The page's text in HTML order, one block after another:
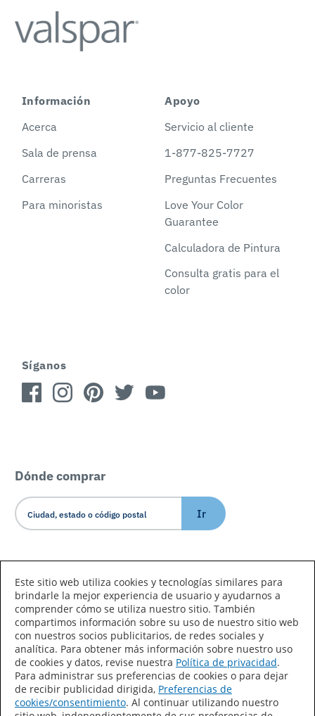
Información
Acerca
Sala de prensa
Carreras
Para minoristas
Apoyo
Servicio al cliente
1-877-825-7727
Preguntas Frecuentes
Love Your Color
Guarantee
Calculadora de Pintura
Consulta gratis para el
color
Síganos
Dónde comprar
Ir
Declaración de accesibilidad
Mapa del sitio
Términos de uso
Privacidad
Este sitio web utiliza cookies y tecnologías similares para
brindarle la mejor experiencia de usuario y ayudarnos a
comprender cómo se utiliza nuestro sitio. También
compartimos información sobre su uso de nuestro sitio web
con nuestros socios publicitarios, de redes sociales y
analítica. Para obtener más información sobre nuestro uso
de cookies y datos, revise nuestra Política de privacidad.
Para administrar sus preferencias de cookies o para dejar
de recibir publicidad dirigida, Preferencias de
cookies/consentimiento. Al continuar utilizando nuestro